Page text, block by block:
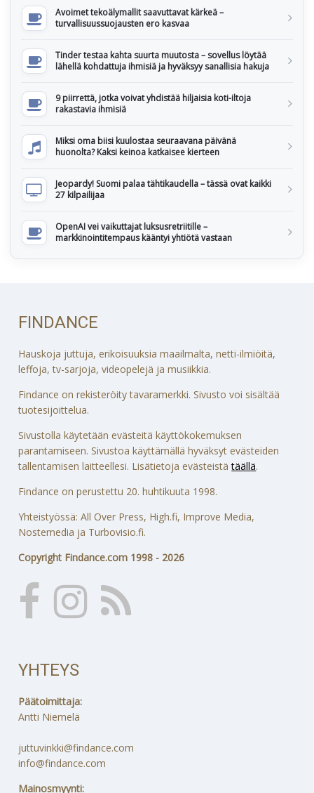
Avoimet tekoälymallit saavuttavat kärkeä –
turvallisuussuojausten ero kasvaa
Tinder testaa kahta suurta muutosta – sovellus löytää
lähellä kohdattuja ihmisiä ja hyväksyy sanallisia hakuja
9 piirrettä, jotka voivat yhdistää hiljaisia koti-iltoja
rakastavia ihmisiä
Miksi oma biisi kuulostaa seuraavana päivänä
huonolta? Kaksi keinoa katkaisee kierteen
Jeopardy! Suomi palaa tähtikaudella – tässä ovat kaikki
27 kilpailijaa
OpenAI vei vaikuttajat luksusretriitille –
markkinointitempaus kääntyi yhtiötä vastaan
FINDANCE
Hauskoja juttuja, erikoisuuksia maailmalta, netti-ilmiöitä,
leffoja, tv-sarjoja, videopelejä ja musiikkia.
Findance on rekisteröity tavaramerkki. Sivusto voi sisältää
tuotesijoittelua.
Sivustolla käytetään evästeitä käyttökokemuksen
parantamiseen. Sivustoa käyttämällä hyväksyt evästeiden
tallentamisen laitteellesi. Lisätietoja evästeistätäällä.
Findance on perustettu 20. huhtikuuta 1998.
Yhteistyössä: All Over Press, High.fi, Improve Media,
Nostemedia ja Turbovisio.fi.
Copyright Findance.com 1998 - 2026
YHTEYS
Päätoimittaja:
Antti Niemelä
juttuvinkki@findance.com
info@findance.com
Mainosmyynti: